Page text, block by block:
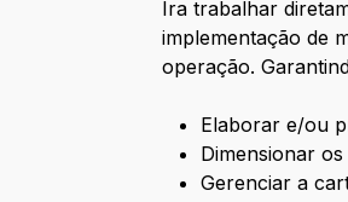
Ira trabalhar
implementação de
operação.
Elaborar e/ou
Dimensionar
Gerenciar a